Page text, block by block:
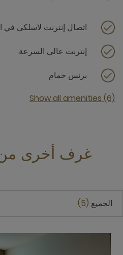
اتصال إنترنت لاسلكي في
إنترنت عالي السرعة
برنس حمام
Show all amenities (6)
غرف أخرى من
الجميع 5